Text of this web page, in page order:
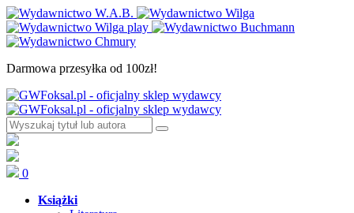
Darmowa przesyłka od 100zł!
0
Książki